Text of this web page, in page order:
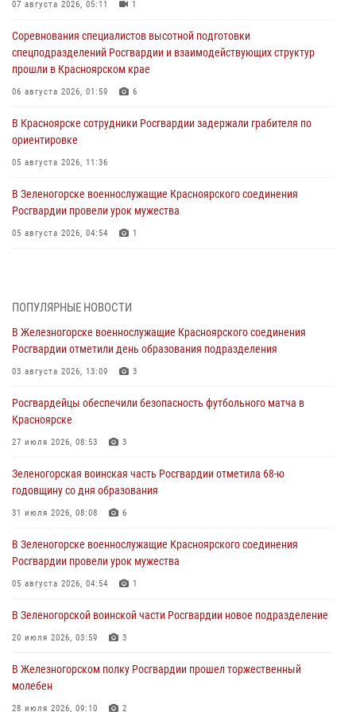
07 августа 2026, 05:11 1
Соревнования специалистов высотной подготовки
спецподразделений Росгвардии и взаимодействующих структур
прошли в Красноярском крае
06 августа 2026, 01:59 6
В Красноярске сотрудники Росгвардии задержали грабителя по
ориентировке
05 августа 2026, 11:36
В Зеленогорске военнослужащие Красноярского соединения
Росгвардии провели урок мужества
05 августа 2026, 04:54 1
05 августа 2026, 04:52 1
В Красноярске сотрудники вневедомственной охраны Росгвардии
задержали подозреваемого в серии краж из гипермаркета
04 августа 2026, 09:57
Сотрудники Росгвардии обеспечили общественный порядок во
время проведения экстремального заплыва в Дудинке
04 августа 2026, 08:36
В Красноярске сотрудники Росгвардии задержали подозреваемого
в серии краж из супермаркета
04 августа 2026, 06:50
Военнослужащие Красноярского соединения Росгвардии
познакомили отдыхающих детей с тонкостями РХБ защиты
03 августа 2026, 13:12 2
ПОПУЛЯРНЫЕ НОВОСТИ
В Железногорске военнослужащие Красноярского соединения
Росгвардии отметили день образования подразделения
03 августа 2026, 13:09 3
Росгвардейцы обеспечили безопасность футбольного матча в
Красноярске
27 июля 2026, 08:53 3
Зеленогорская воинская часть Росгвардии отметила 68-ю
годовщину со дня образования
31 июля 2026, 08:08 6
В Зеленогорске военнослужащие Красноярского соединения
Росгвардии провели урок мужества
05 августа 2026, 04:54 1
В Зеленогорской воинской части Росгвардии новое подразделение
20 июля 2026, 03:59 3
В Железногорском полку Росгвардии прошел торжественный
молебен
28 июля 2026, 09:10 2